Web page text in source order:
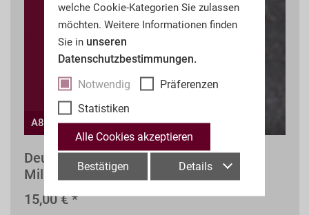
A83r
Deutsche Zeitgeschichte - Orden und
Militaria ab 1919
15,00 € *
welche Cookie-Kategorien Sie zulassen
möchten. Weitere Informationen finden
Sie in unseren
Datenschutzbestimmungen.
Notwendig
Präferenzen
Statistiken
Alle Cookies akzeptieren
Bestätigen Details